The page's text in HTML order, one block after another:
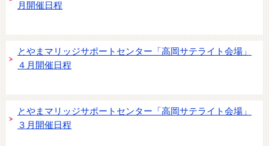
月開催日程
とやまマリッジサポートセンター「高岡サテライト会場」
４月開催日程
とやまマリッジサポートセンター「高岡サテライト会場」
３月開催日程